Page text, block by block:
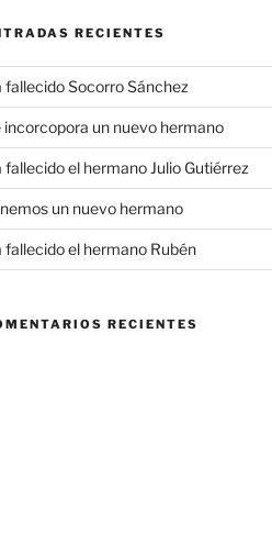
RECIENTES
fallecido Socorro Sánchez
incorcopora un nuevo hermano
fallecido el hermano Julio Gutiérrez
un nuevo hermano
fallecido el hermano Rubén
RECIENTES